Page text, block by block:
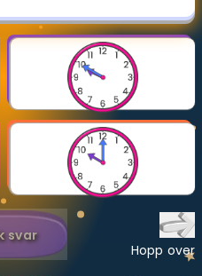
svar
Hopp over